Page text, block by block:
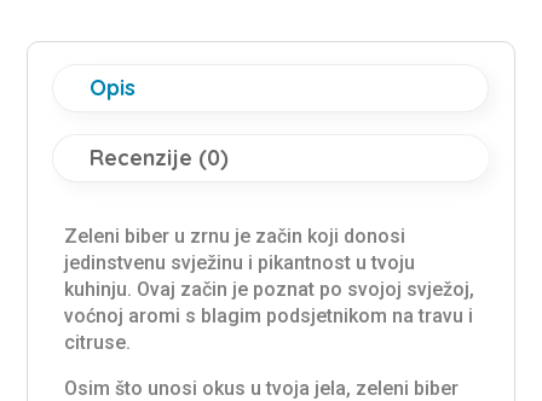
Opis
Recenzije (0)
Zeleni biber u zrnu je začin koji donosi
jedinstvenu svježinu i pikantnost u tvoju
kuhinju. Ovaj začin je poznat po svojoj svježoj,
voćnoj aromi s blagim podsjetnikom na travu i
citruse.
Osim što unosi okus u tvoja jela, zeleni biber